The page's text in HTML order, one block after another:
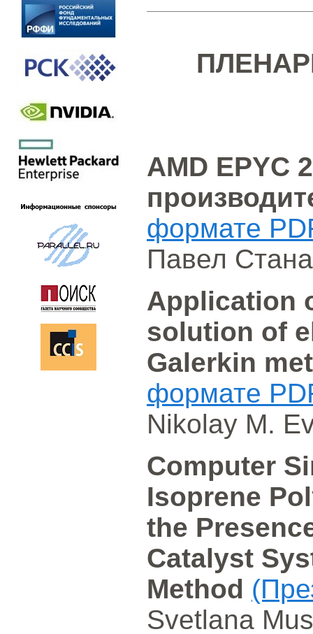
AMD EPYC
формате
Павел
Application
solution of
Galerkin
формате
Nikolay M.
Computer
Isoprene
the
Catalyst
Method
Svetlana